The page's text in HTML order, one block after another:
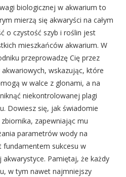
biologicznej w akwarium to
mierzą się akwaryści na całym
o czystość szyb i roślin jest
mieszkańców akwarium. W
przeprowadzę Cię przez
wskazując, które
w walce z glonami, a na
niekontrolowanej plagi
Dowiesz się, jak świadomie
zapewniając mu
parametrów wody na
fundamentem sukcesu w
Pamiętaj, że każdy
w tym nawet najmniejszy